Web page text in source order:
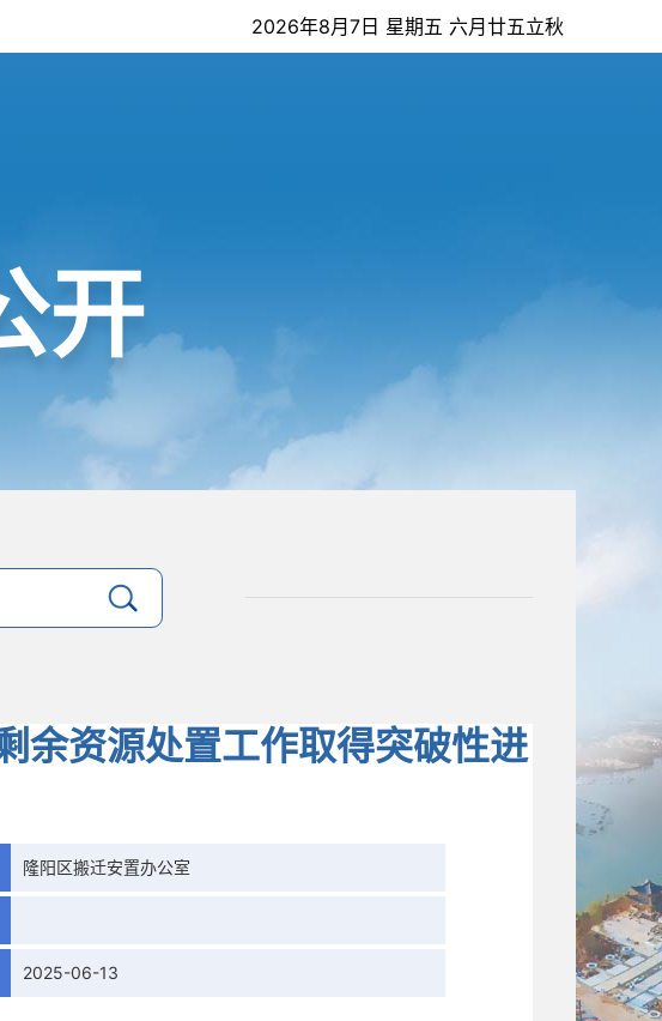
2026年8月7日 星期五 六月廿五立秋
开
资源处置工作取得突破性进
隆阳区搬迁安置办公室
2025-06-13